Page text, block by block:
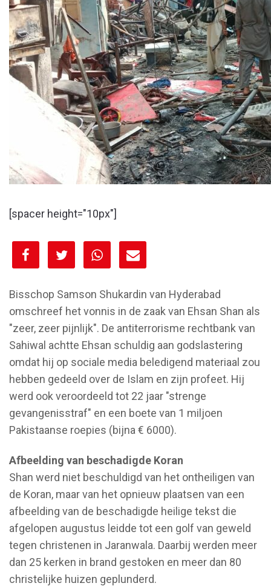
[spacer height="10px"]
[spacer height="10px"]
Bisschop Samson Shukardin van Hyderabad
omschreef het vonnis in de zaak van Ehsan Shan als
"zeer, zeer pijnlijk". De antiterrorisme rechtbank van
Sahiwal achtte Ehsan schuldig aan godslastering
omdat hij op sociale media beledigend materiaal zou
hebben gedeeld over de Islam en zijn profeet. Hij
werd ook veroordeeld tot 22 jaar "strenge
gevangenisstraf" en een boete van 1 miljoen
Pakistaanse roepies (bijna € 6000).
Afbeelding van beschadigde Koran
Shan werd niet beschuldigd van het ontheiligen van
de Koran, maar van het opnieuw plaatsen van een
afbeelding van de beschadigde heilige tekst die
afgelopen augustus leidde tot een golf van geweld
tegen christenen in Jaranwala. Daarbij werden meer
dan 25 kerken in brand gestoken en meer dan 80
christelijke huizen geplunderd.